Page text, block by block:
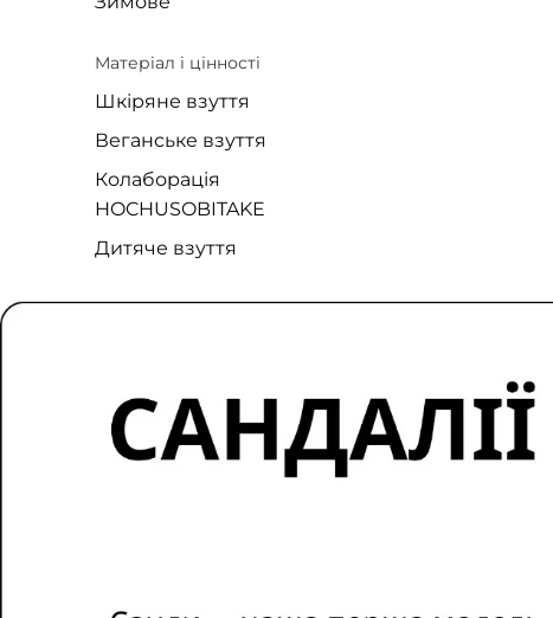
Матеріал і цінності
Шкіряне взуття
Веганське взуття
Колаборація
HOCHUSOBITAKE
Дитяче взуття